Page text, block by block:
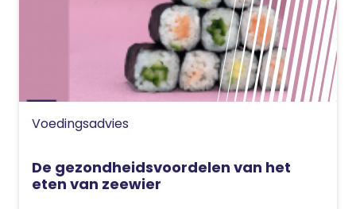
Voedingsadvies
De gezondheidsvoordelen van het
eten van zeewier